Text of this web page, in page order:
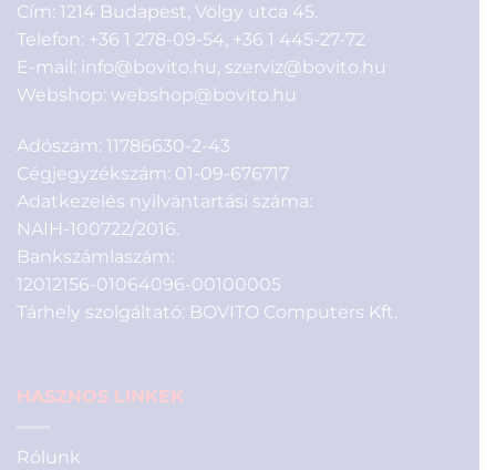
Cím: 1214 Budapest, Völgy utca 45.
Telefon: +36 1 278-09-54, +36 1 445-27-72
E-mail: info@bovito.hu, szerviz@bovito.hu
Webshop: webshop@bovito.hu
Adószám: 11786630-2-43
Cégjegyzékszám: 01-09-676717
Adatkezelés nyilvántartási száma:
NAIH-100722/2016.
Bankszámlaszám:
12012156-01064096-00100005
Tárhely szolgáltató: BOVITO Computers Kft.
HASZNOS LINKEK
Rólunk